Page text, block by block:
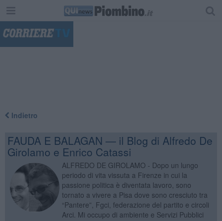
Indietro
FAUDA E BALAGAN — il Blog di Alfredo De
Girolamo e Enrico Catassi
ALFREDO DE GIROLAMO - Dopo un lungo
periodo di vita vissuta a Firenze in cui la
passione politica è diventata lavoro, sono
tornato a vivere a Pisa dove sono cresciuto tra
“Pantere”, Fgci, federazione del partito e circoli
Arci. Mi occupo di ambiente e Servizi Pubblici